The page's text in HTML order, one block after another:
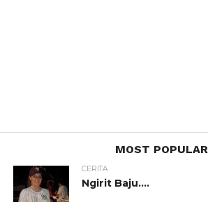
MOST POPULAR
CERITA
Ngirit Baju….